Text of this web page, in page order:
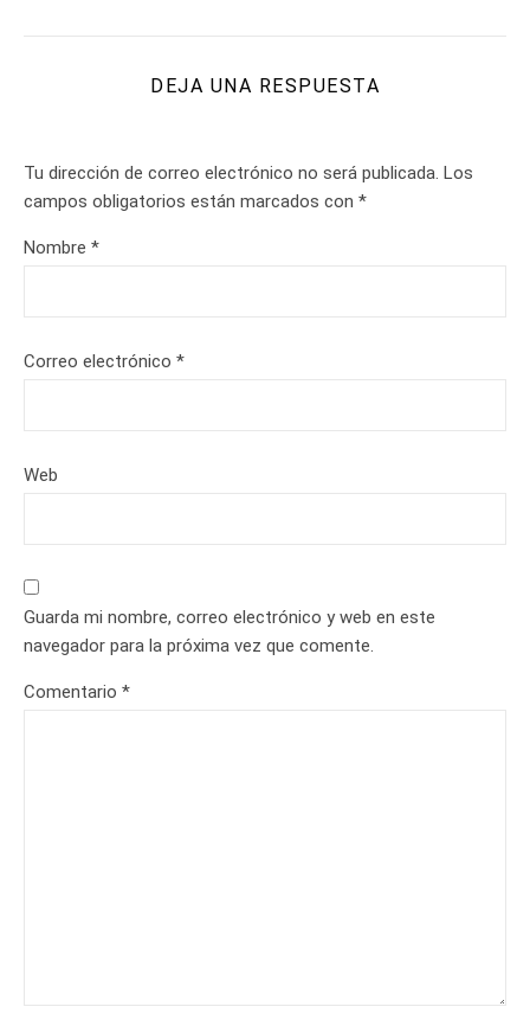
DEJA UNA RESPUESTA
Tu dirección de correo electrónico no será publicada. Los
campos obligatorios están marcados con *
Nombre *
Correo electrónico *
Web
Guarda mi nombre, correo electrónico y web en este
navegador para la próxima vez que comente.
Comentario *